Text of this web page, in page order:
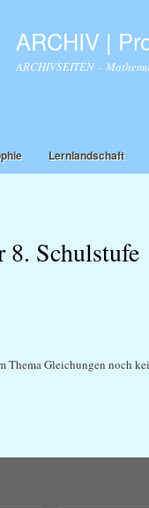
ARCHIV |
ARCHIVSEITEN -
Lernlandschaft
8. Schulstufe
Thema Gleichungen noch